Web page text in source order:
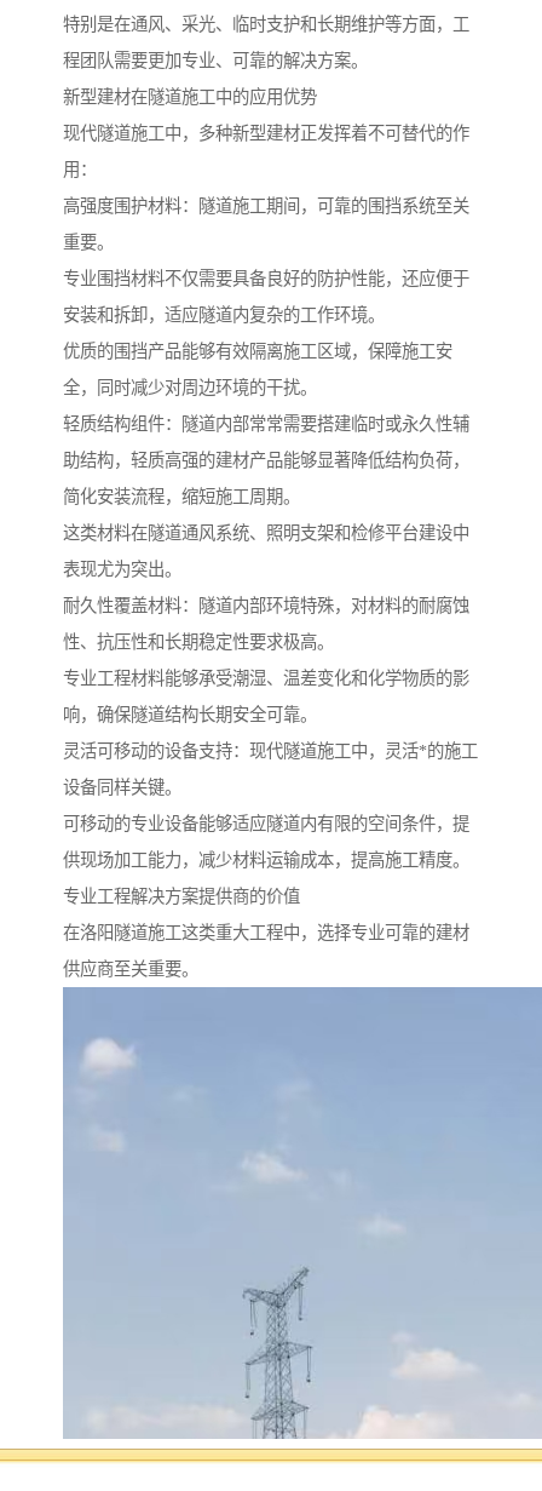
特别是在通风、采光、临时支护和长期维护等方面，工
程团队需要更加专业、可靠的解决方案。
新型建材在隧道施工中的应用优势
现代隧道施工中，多种新型建材正发挥着不可替代的作
用：
高强度围护材料：隧道施工期间，可靠的围挡系统至关
重要。
专业围挡材料不仅需要具备良好的防护性能，还应便于
安装和拆卸，适应隧道内复杂的工作环境。
优质的围挡产品能够有效隔离施工区域，保障施工安
全，同时减少对周边环境的干扰。
轻质结构组件：隧道内部常常需要搭建临时或永久性辅
助结构，轻质高强的建材产品能够显著降低结构负荷，
简化安装流程，缩短施工周期。
这类材料在隧道通风系统、照明支架和检修平台建设中
表现尤为突出。
耐久性覆盖材料：隧道内部环境特殊，对材料的耐腐蚀
性、抗压性和长期稳定性要求极高。
专业工程材料能够承受潮湿、温差变化和化学物质的影
响，确保隧道结构长期安全可靠。
灵活可移动的设备支持：现代隧道施工中，灵活*的施工
设备同样关键。
可移动的专业设备能够适应隧道内有限的空间条件，提
供现场加工能力，减少材料运输成本，提高施工精度。
专业工程解决方案提供商的价值
在洛阳隧道施工这类重大工程中，选择专业可靠的建材
供应商至关重要。